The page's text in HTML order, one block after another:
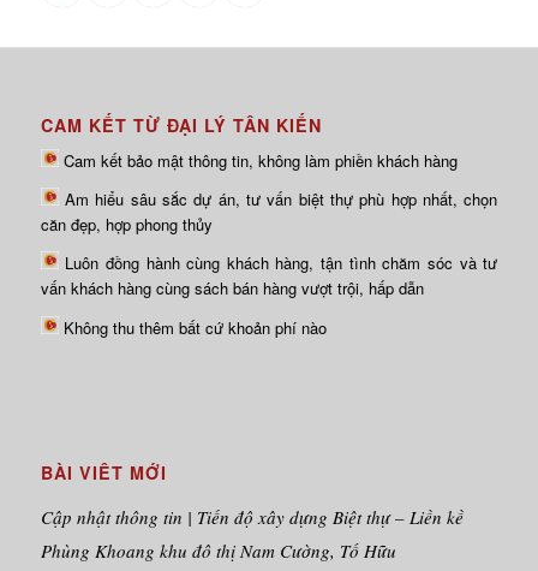
CAM KẾT TỪ ĐẠI LÝ TÂN KIẾN
Cam kết bảo mật thông tin, không làm phiền khách hàng
Am hiểu sâu sắc dự án, tư vấn biệt thự phù hợp nhất, chọn
căn đẹp, hợp phong thủy
Luôn đồng hành cùng khách hàng, tận tình chăm sóc và tư
vấn khách hàng cùng sách bán hàng vượt trội, hấp dẫn
Không thu thêm bất cứ khoản phí nào
BÀI VIÊT MỚI
Cập nhật thông tin | Tiến độ xây dựng Biệt thự – Liền kề
Phùng Khoang khu đô thị Nam Cường, Tố Hữu